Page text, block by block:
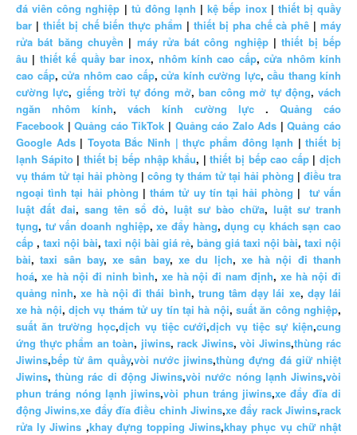
đá viên công nghiệp | tủ đông lạnh |kệ bếp inox| thiết bị quầy
bar | thiết bị chế biến thực phẩm | thiết bị pha chế cà phê | máy
rửa bát băng chuyền | máy rửa bát công nghiệp|thiết bị bếp
âu | thiết kế quầy bar inox, nhôm kính cao cấp,cửa nhôm kính
cao cấp, cửa nhôm cao cấp, cửa kính cường lực, cầu thang kính
cường lực, giếng trời tự đóng mở, ban công mở tự động, vách
ngăn nhôm kính, vách kính cường lực . Quảng cáo
Facebook |Quảng cáo TikTok | Quảng cáo Zalo Ads |Quảng cáo
Google Ads| Toyota Bắc Ninh | thực phẩm đông lạnh |thiết bị
lạnh Sápito | thiết bị bếp nhập khẩu, |thiết bị bếp cao cấp|dịch
vụ thám tử tại hải phòng | công ty thám tử tại hải phòng | điều tra
ngoại tình tại hải phòng |thám tử uy tín tại hải phòng | tư vấn
luật đất đai, sang tên sổ đỏ, luật sư bào chữa, luật sư tranh
tụng, tư vấn doanh nghiệp,xe đẩy hàng,dụng cụ khách sạn cao
cấp , taxi nội bài, taxi nội bài giá rẻ, bảng giá taxi nội bài, taxi nội
bài,taxi sân bay,xe sân bay,xe du lịch, xe hà nội đi thanh
hoá, xe hà nội đi ninh bình, xe hà nội đi nam định,xe hà nội đi
quảng ninh,xe hà nội đi thái bình, trung tâm dạy lái xe, dạy lái
xe hà nội,dịch vụ thám tử uy tín tại hà nội,suất ăn công nghiệp,
suất ăn trường học,dịch vụ tiệc cưới,dịch vụ tiệc sự kiện,cung
ứng thực phẩm an toàn, jiwins, rack Jiwins, vòi Jiwins,thùng rác
Jiwins,bếp từ âm quầy,vòi nước jiwins,thùng đựng đá giữ nhiệt
Jiwins,thùng rác di động Jiwins,vòi nước nóng lạnh Jiwins,vòi
phun tráng nóng lạnh jiwins,vòi phun tráng jiwins,xe đẩy đĩa di
động Jiwins,xe đẩy đĩa điều chỉnh Jiwins,xe đẩy rack Jiwins,rack
rửa ly Jiwins ,khay đựng topping Jiwins,khay phục vụ chữ nhật